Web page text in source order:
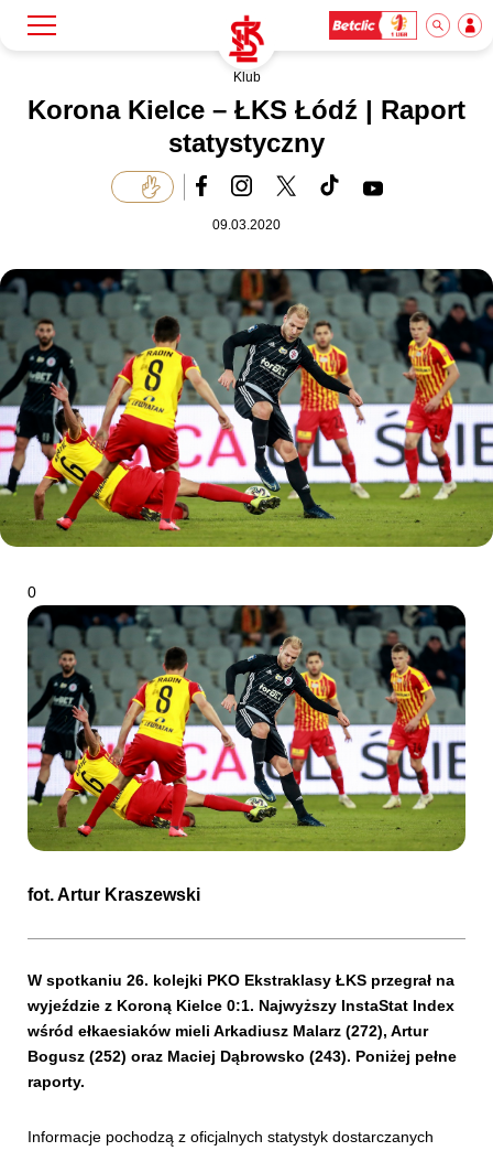
Klub
Akademia
Biznes
Dla mediów
Kibice
SKLEP KUP BILET
Klub
Korona Kielce – ŁKS Łódź | Raport
statystyczny
09.03.2020
0
fot.Artur Kraszewski
W spotkaniu 26. kolejki PKO Ekstraklasy ŁKS przegrał na
wyjeździe z Koroną Kielce 0:1. Najwyższy InstaStat Index
wśród ełkaesiaków mieli Arkadiusz Malarz (272), Artur
Bogusz (252) oraz Maciej Dąbrowsko (243). Poniżej pełne
raporty.
Informacje pochodzą z oficjalnych statystyk dostarczanych